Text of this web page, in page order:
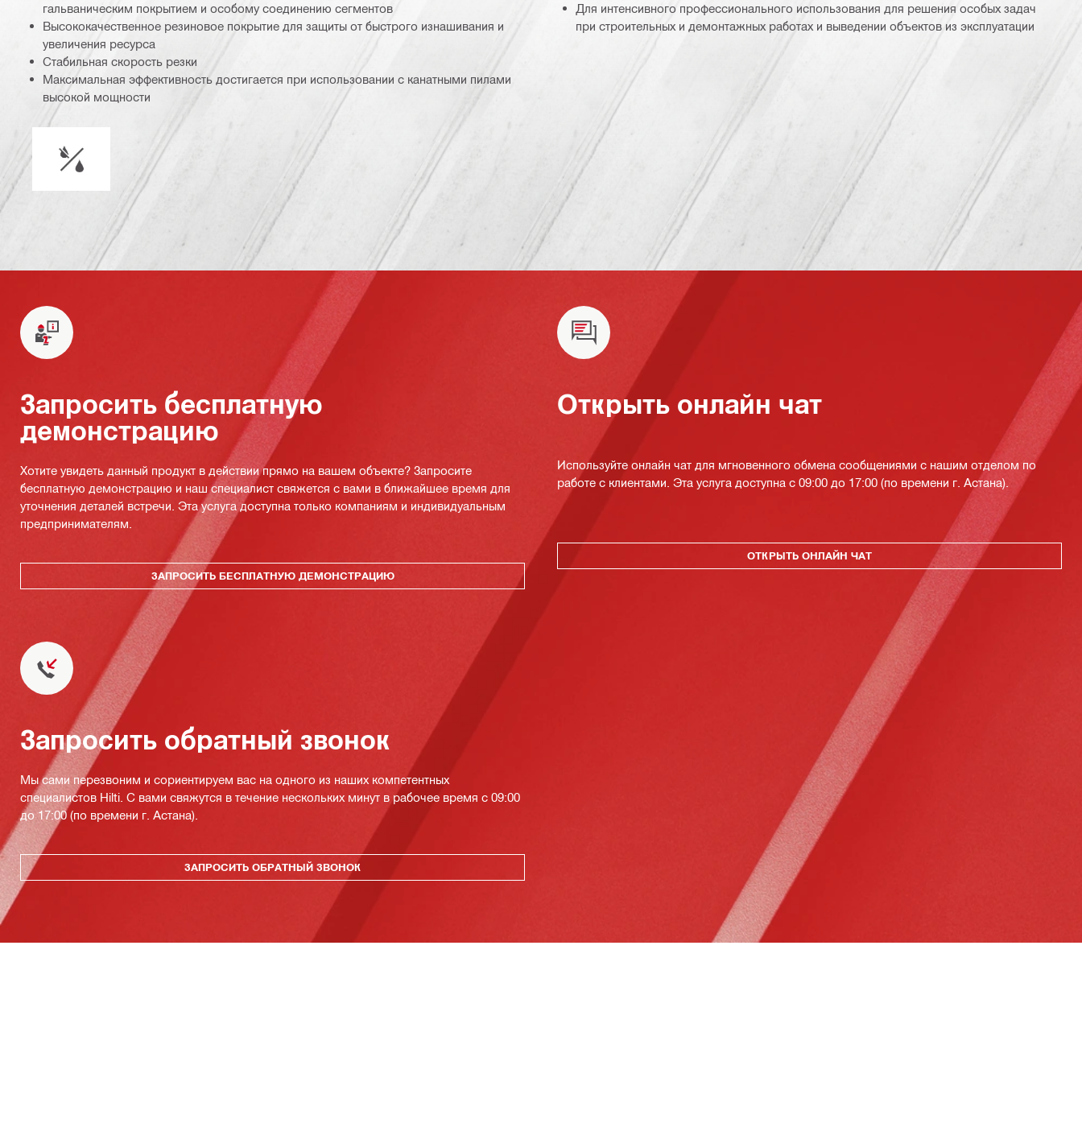
гальваническим покрытием и особому соединению сегментов
Высококачественное резиновое покрытие для защиты от быстрого изнашивания и
увеличения ресурса
Стабильная скорость резки
Максимальная эффективность достигается при использовании с канатными пилами
высокой мощности
Для интенсивного профессионального использования для решения особых задач
при строительных и демонтажных работах и выведении объектов из эксплуатации
Запросить бесплатную
демонстрацию
Хотите увидеть данный продукт в действии прямо на вашем объекте? Запросите
бесплатную демонстрацию и наш специалист свяжется с вами в ближайшее время для
уточнения деталей встречи. Эта услуга доступна только компаниям и индивидуальным
предпринимателям.
ЗАПРОСИТЬ БЕСПЛАТНУЮ ДЕМОНСТРАЦИЮ
Открыть онлайн чат
Используйте онлайн чат для мгновенного обмена сообщениями с нашим отделом по
работе с клиентами. Эта услуга доступна с 09:00 до 17:00 (по времени г. Астана).
ОТКРЫТЬ ОНЛАЙН ЧАТ
Запросить обратный звонок
Мы сами перезвоним и сориентируем вас на одного из наших компетентных
специалистов Hilti. С вами свяжутся в течение нескольких минут в рабочее время с 09:00
до 17:00 (по времени г. Астана).
ЗАПРОСИТЬ ОБРАТНЫЙ ЗВОНОК